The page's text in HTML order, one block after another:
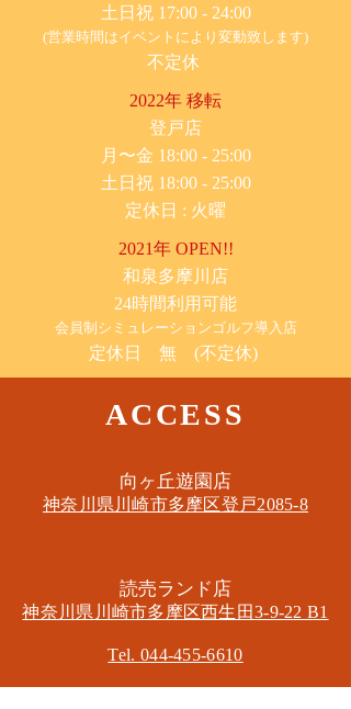
土日祝 17:00 - 24:00
(営業時間はイベントにより変動致します)
不定休
2022年 移転
​登戸店
月〜金 18:00 - 25:00
土日祝 18:00 - 25:00
​定休日 : 火曜
2021年 OPEN!!
​和泉多摩川店
24時間利用可能
​会員制シミュレーションゴルフ導入店
定休日 無 (不定休)
ACCESS
​向ヶ丘遊園店
神奈川県川崎市多摩区​登戸2085-8
​読売ランド店
神奈川県川崎市多摩区​西生田3-9-22 B1
Tel. 044-455-6610